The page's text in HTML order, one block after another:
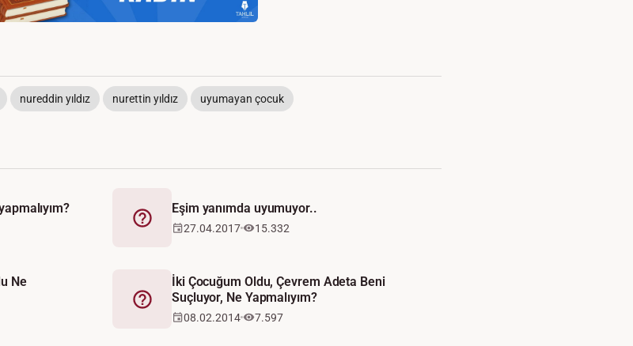
nureddin yıldız nurettin yıldız uyumayan çocuk
Fetva
Eşim yanımda uyumuyor..
27.04.2017 15.332
Ne
Fetva
İki Çocuğum Oldu, Çevrem Adeta Beni
Suçluyor, Ne Yapmalıyım?
08.02.2014 7.597